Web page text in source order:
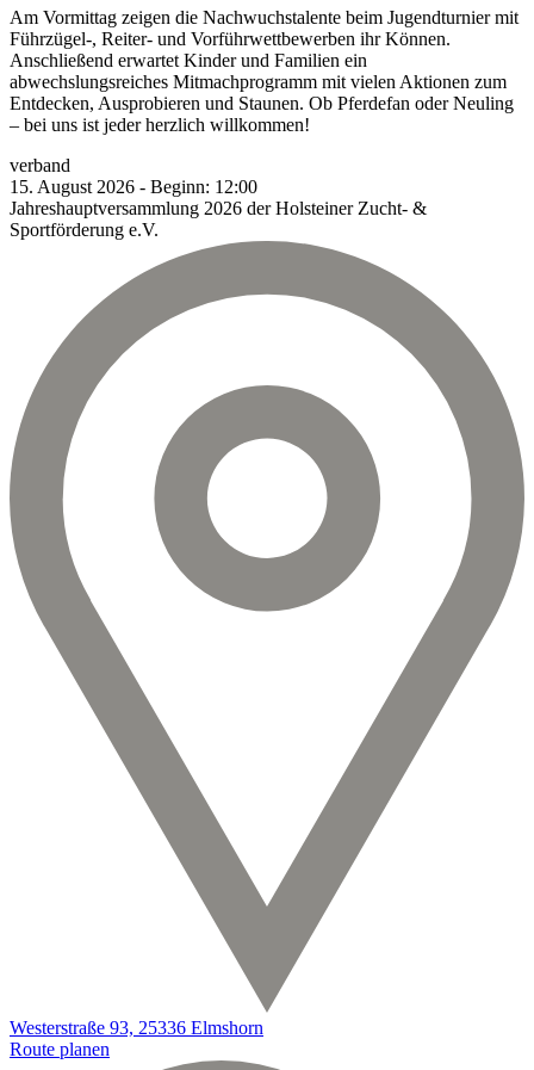
Am Vormittag zeigen die Nachwuchstalente beim Jugendturnier mit
Führzügel-, Reiter- und Vorführwettbewerben ihr Können.
Anschließend erwartet Kinder und Familien ein
abwechslungsreiches Mitmachprogramm mit vielen Aktionen zum
Entdecken, Ausprobieren und Staunen. Ob Pferdefan oder Neuling
– bei uns ist jeder herzlich willkommen!
verband
15. August 2026 - Beginn: 12:00
Jahreshauptversammlung 2026 der Holsteiner Zucht- &
Sportförderung e.V.
Westerstraße 93, 25336 Elmshorn
Route planen